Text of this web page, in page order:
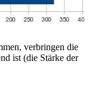
verbringen die
ist (die Stärke der